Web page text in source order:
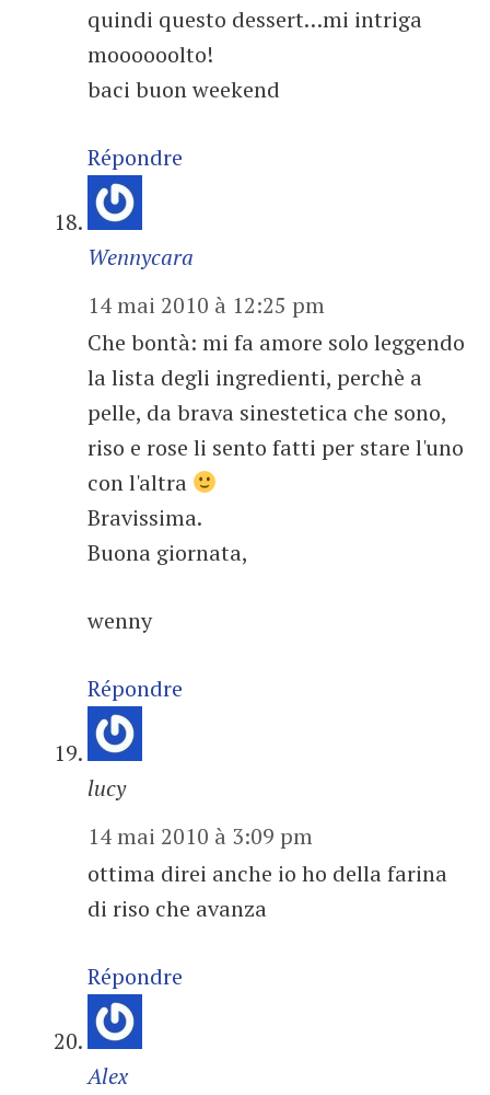
quindi questo dessert…mi intriga
moooooolto!
baci buon weekend
Répondre
Wennycara
14 mai 2010 à 12:25 pm
Che bontà: mi fa amore solo leggendo
la lista degli ingredienti, perchè a
pelle, da brava sinestetica che sono,
riso e rose li sento fatti per stare l'uno
con l'altra
Bravissima.
Buona giornata,
wenny
Répondre
lucy
14 mai 2010 à 3:09 pm
ottima direi anche io ho della farina
di riso che avanza
Répondre
Alex